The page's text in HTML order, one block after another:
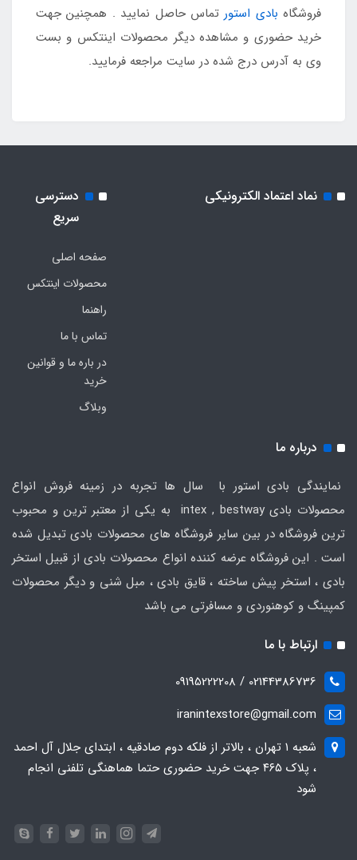
فروشگاه بادی استورتماس حاصل نمایید . همچنین جهت
خرید حضوری و مشاهده دیگر محصولات اینتکس و بست
وی به آدرس درج شده در سایت مراجعه فرمایید.
نماد اعتماد الکترونیکی
دسترسی
سریع
صفحه اصلی
محصولات اینتکس
راهنما
تماس با ما
در باره ما و قوانین
خرید
وبلاگ
درباره ما
نمایندگی بادی استور با سال ها تجربه در زمینه فروش انواع
محصولات بادی intex , bestway به یکی از معتبر ترین و محبوب
ترین فروشگاه در بین سایر فروشگاه های محصولات بادی تبدیل شده
است . این فروشگاه عرضه کننده انواع محصولات بادی از قبیل استخر
بادی ، استخر پیش ساخته ، قایق بادی ، مبل شنی و دیگر محصولات
کمپینگ و کوهنوردی و مسافرتی می باشد
ارتباط با ما
02144386736 / 09195222208
iranintexstore@gmail.com
شعبه ۱ تهران ، بالاتر از فلکه دوم صادقیه ، ابتدای جلال آل احمد
، پلاک ۴۶۵ جهت خرید حضوری حتما هماهنگی تلفنی انجام
شود